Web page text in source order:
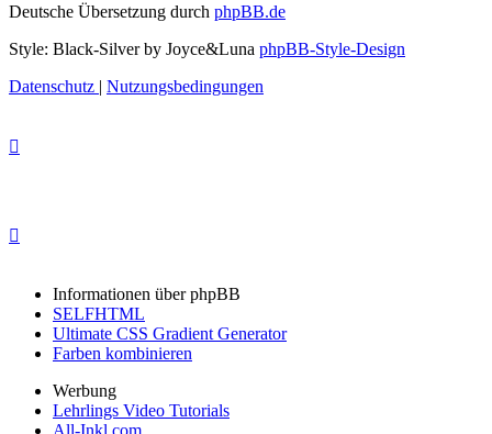
Deutsche Übersetzung durch phpBB.de
Style: Black-Silver by Joyce&Luna phpBB-Style-Design
Datenschutz | Nutzungsbedingungen
Informationen über phpBB
SELFHTML
Ultimate CSS Gradient Generator
Farben kombinieren
Werbung
Lehrlings Video Tutorials